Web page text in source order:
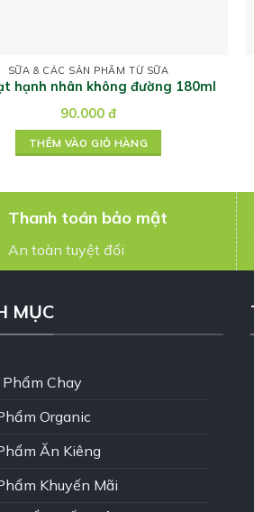
SỮA & CÁC SẢN PHẨM TỪ SỮA
hạnh nhân không đường 180ml
90.000 đ
THÊM VÀO GIỎ HÀNG
Thanh toán bảo mật
An toàn tuyệt đối
MỤC
Chay
Organic
Ăn Kiêng
Khuyến Mãi